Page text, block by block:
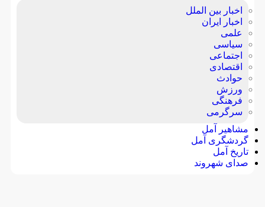
اخبار بین الملل
اخبار ایران
علمی
سیاسی
اجتماعی
اقتصادی
حوادث
ورزش
فرهنگی
سرگرمی
مشاهیر آمل
گردشگری آمل
تاریخ آمل
صدای شهروند